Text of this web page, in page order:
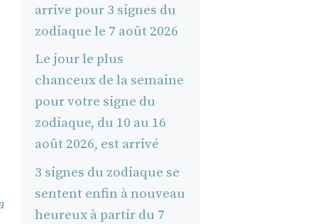
arrive pour 3 signes du
zodiaque le 7 août 2026
Le jour le plus
chanceux de la semaine
pour votre signe du
zodiaque, du 10 au 16
août 2026, est arrivé
3 signes du zodiaque se
sentent enfin à nouveau
heureux à partir du 7